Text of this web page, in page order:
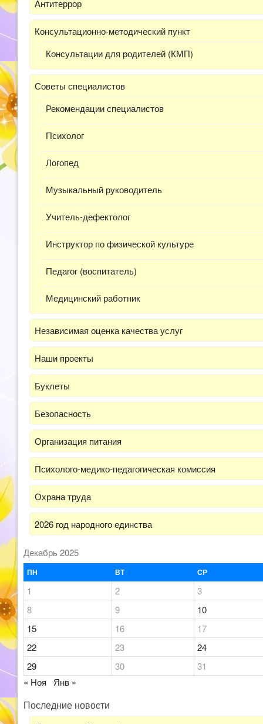
Антитеррор
Консультационно-методический пункт
Консультации для родителей (КМП)
Советы специалистов
Рекомендации специалистов
Психолог
Логопед
Музыкальный руководитель
Учитель-дефектолог
Инструктор по физической культуре
Педагог (воспитатель)
Медицинский работник
Независимая оценка качества услуг
Наши проекты
Буклеты
Безопасность
Организация питания
Психолого-медико-педагогическая комиссия
Охрана труда
2026 год народного единства
Декабрь 2025
ПН ВТ СР
1 2
3
8
9
10
15
16
17
22
23
24
29
30
31
« Ноя
Янв »
Последние новости